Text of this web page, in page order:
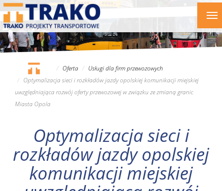
Przejdź
treści
Oferta
Usługi dla firm przewozowych
Optymalizacja sieci i rozkładów jazdy opolskiej komunikacji miejskiej
uwzględniająca rozwój oferty przewozowej w związku ze zmianą granic
Miasta Opola
Optymalizacja sieci i
rozkładów jazdy opolskiej
komunikacji miejskiej